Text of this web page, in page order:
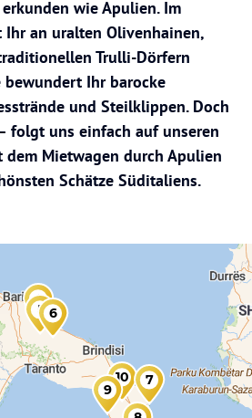
wie Apulien. Im
an uralten Olivenhainen,
Trulli-Dörfern
bewundert Ihr barocke
und Steilklippen. Doch
folgt uns einfach auf unseren
dem Mietwagen durch Apulien
Schätze Süditaliens.
4
5 6
7
9
10